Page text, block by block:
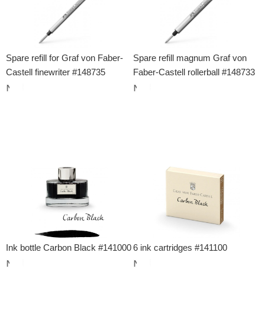
Spare refill for Graf von Faber-
Castell finewriter #148735
Spare refill magnum Graf von
Faber-Castell rollerball #148733
Ink bottle Carbon Black #1410006 ink cartridges #141100